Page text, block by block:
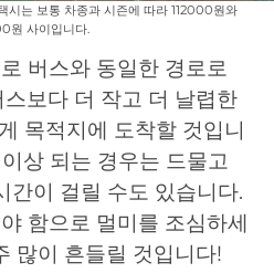
시는 보통 차종과 시즌에 따라 112000원와
원 사이입니다.
버스와 동일한 경로로
보다 더 작고 더 날렵한
목적지에 도착할 것입니
상 되는 경우는 드물고
간이 걸릴 수도 있습니다.
함으로 멀미를 조심하세
많이 흔들릴 것입니다!